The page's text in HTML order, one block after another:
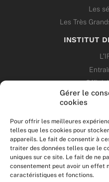
Gérer le
cookies
Pour offrir les meilleures
telles que les cookies pour
appareils. Le fait de consentir à
traiter des données telles que le
uniques sur ce site. Le fait de ne
consentement peut avoir un effet
caractéristiques et fonctions.
Les
Les Très
INSTITUT